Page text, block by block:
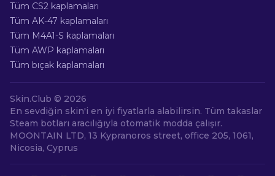
Tüm CS2 kaplamaları
Tüm AK-47 kaplamaları
Tüm M4A1-S kaplamaları
Tüm AWP kaplamaları
Tüm bıçak kaplamaları
Skin.Club © 2026
En sevdiğin skin'i en iyi fiyatlarla alabilirsin. Tüm takaslar
Steam botları aracılığıyla otomatik modda çalışır.
MOONTAIN LTD, 13 Kypranoros street, office 205, 1061,
Nicosia, Cyprus